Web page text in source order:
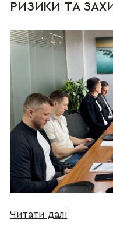
РИЗИКИ ТА
Читати далі